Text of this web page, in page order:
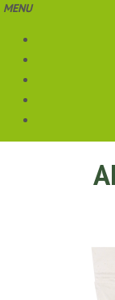
MENU